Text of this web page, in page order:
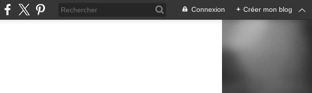
Connexion + Créer mon blog